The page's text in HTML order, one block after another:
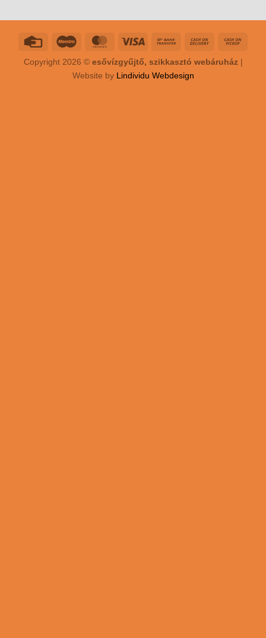
Copyright 2026 © esővízgyűjtő, szikkasztó webáruház|
Website by Lindividu Webdesign